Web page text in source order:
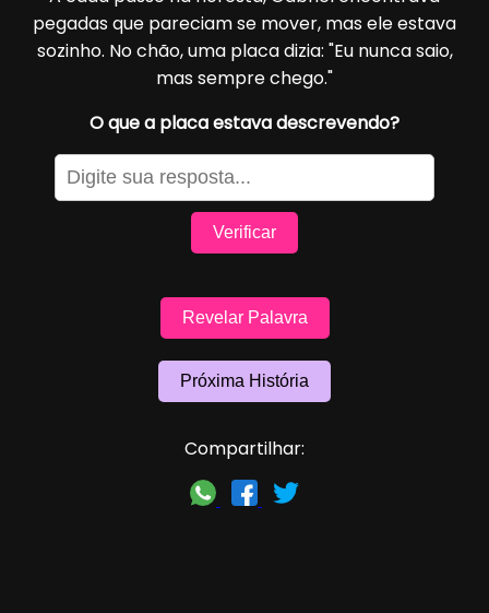
pegadas que pareciam se mover, mas ele estava
sozinho. No chão, uma placa dizia: "Eu nunca saio,
mas sempre chego."
O que a placa estava descrevendo?
Verificar
Revelar Palavra
Próxima História
Compartilhar: